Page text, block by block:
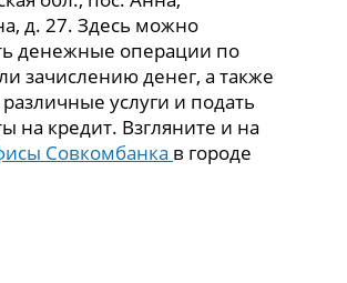
д. 27. Здесь можно
денежные операции по
зачислению денег, а также
услуги и подать
на кредит. Взгляните и на
Совкомбанка в городе